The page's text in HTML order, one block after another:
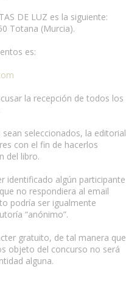
DE LUZ es la siguiente:
Totana (Murcia).
es:
la recepción de todos los
seleccionados, la editorial
con el fin de hacerlos
del libro.
identificado algún participante
no respondiera al email
podría ser igualmente
“anónimo”.
gratuito, de tal manera que
objeto del concurso no será
alguna.